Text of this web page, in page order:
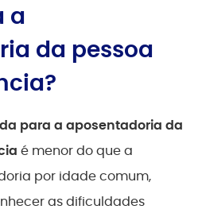
a
da pessoa
para a aposentadoria da
é menor do que a
por idade comum,
as dificuldades